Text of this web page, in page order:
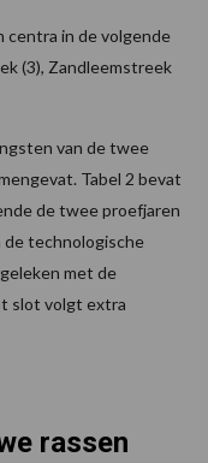
centra in de volgende
(3), Zandleemstreek
van de twee
Tabel 2 bevat
de twee proefjaren
de technologische
met de
slot volgt extra
rassen